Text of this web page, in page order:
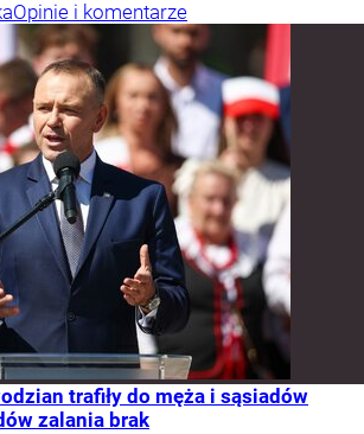
Opinie i komentarze
trafiły do męża i sąsiadów
zalania brak